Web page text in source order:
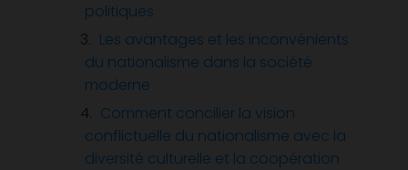
politiques
Les avantages et les inconvénients
du nationalisme dans la société
moderne
Comment concilier la vision
conflictuelle du nationalisme avec la
diversité culturelle et la coopération